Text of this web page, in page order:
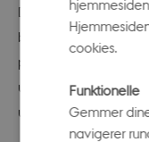
Der vil desuden
besøgende der må
personale til at
udstillinger vil der
udførlige
cookies.
Funktionelle
Gemmer
navigerer